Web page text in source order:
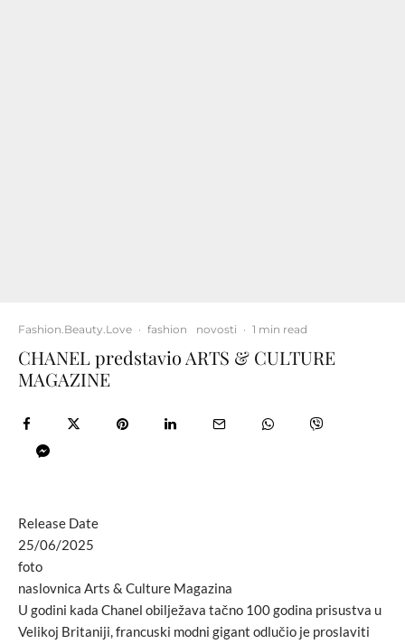
Fashion.Beauty.Love · fashion novosti · 1 min read
CHANEL predstavio ARTS & CULTURE
MAGAZINE
Release Date
25/06/2025
foto
naslovnica Arts & Culture Magazina
U godini kada Chanel obilježava tačno 100 godina prisustva u
Velikoj Britaniji, francuski modni gigant odlučio je proslaviti